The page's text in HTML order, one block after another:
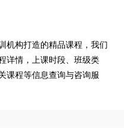
机构打造的精品课程，我们
详情，上课时段、班级类
课程等信息查询与咨询服